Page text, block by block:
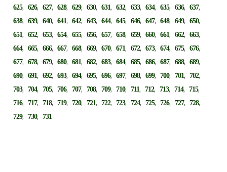
625,626,627,628,629,630,631,632,633,634,635,636,637,
638,639,640,641,642,643,644,645,646,647,648,649,650,
651,652,653,654,655,656,657,658,659,660,661,662,663,
664,665,666,667,668,669,670,671,672,673,674,675,676,
677,678,679,680,681,682,683,684,685,686,687,688,689,
690,691,692,693,694,695,696,697,698,699,700,701,702,
703,704,705,706,707,708,709,710,711,712,713,714,715,
716,717,718,719,720,721,722,723,724,725,726,727,728,
729,730,731